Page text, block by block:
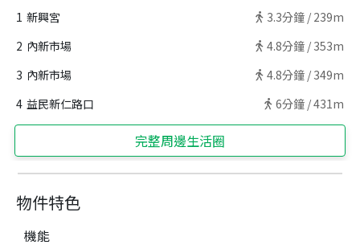
物件特色
機能
1 新興宮 3.3分鐘 / 239m
2 內新市場 4.8分鐘 / 353m
3 內新市場 4.8分鐘 / 349m
4 益民新仁路口 6分鐘 /431m
完整周邊生活圈